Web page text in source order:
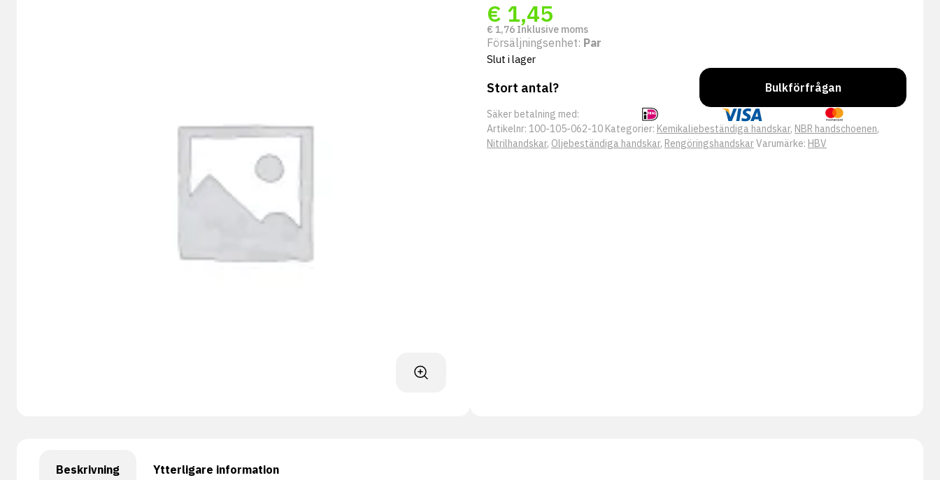
€ 1,45
€ 1,76 Inklusive moms
Försäljningsenhet: Par
Slut i lager
Stort antal? Bulkförfrågan
Säker betalning med:
Artikelnr: 100-105-062-10 Kategorier: Kemikaliebeständiga handskar, NBR handschoenen,
Nitrilhandskar, Oljebeständiga handskar, RengöringshandskarVarumärke: HBV
Beskrivning Ytterligare information